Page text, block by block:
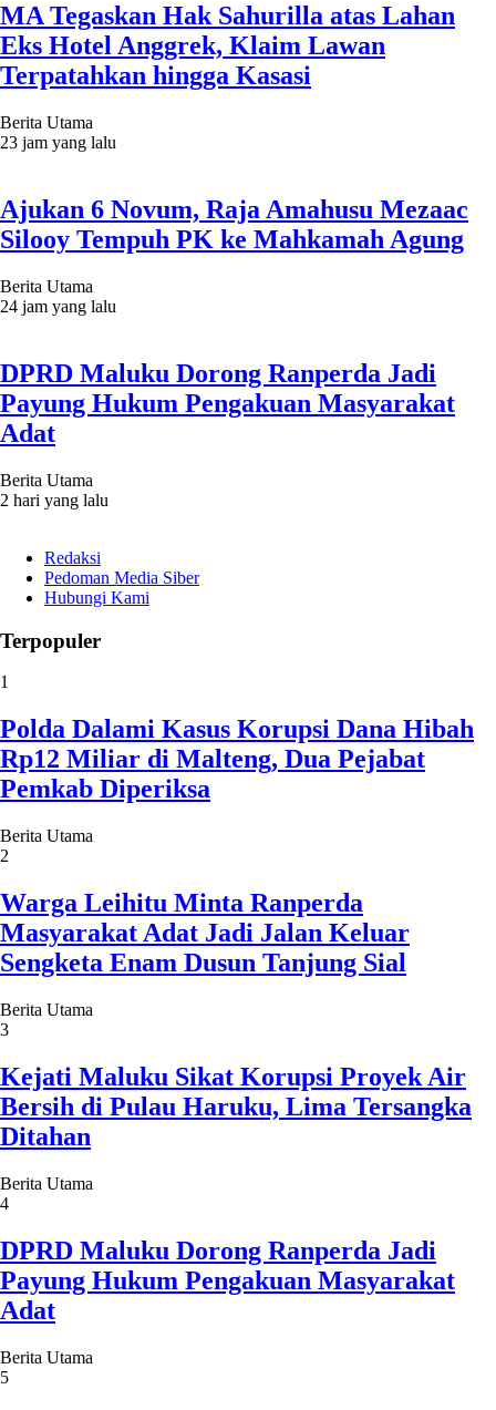
MA Tegaskan Hak Sahurilla atas Lahan
Eks Hotel Anggrek, Klaim Lawan
Terpatahkan hingga Kasasi
Berita Utama
23 jam yang lalu
Ajukan 6 Novum, Raja Amahusu Mezaac
Silooy Tempuh PK ke Mahkamah Agung
Berita Utama
24 jam yang lalu
DPRD Maluku Dorong Ranperda Jadi
Payung Hukum Pengakuan Masyarakat
Adat
Berita Utama
2 hari yang lalu
Redaksi
Pedoman Media Siber
Hubungi Kami
Terpopuler
1
Polda Dalami Kasus Korupsi Dana Hibah
Rp12 Miliar di Malteng, Dua Pejabat
Pemkab Diperiksa
Berita Utama
2
Warga Leihitu Minta Ranperda
Masyarakat Adat Jadi Jalan Keluar
Sengketa Enam Dusun Tanjung Sial
Berita Utama
3
Kejati Maluku Sikat Korupsi Proyek Air
Bersih di Pulau Haruku, Lima Tersangka
Ditahan
Berita Utama
4
DPRD Maluku Dorong Ranperda Jadi
Payung Hukum Pengakuan Masyarakat
Adat
Berita Utama
5